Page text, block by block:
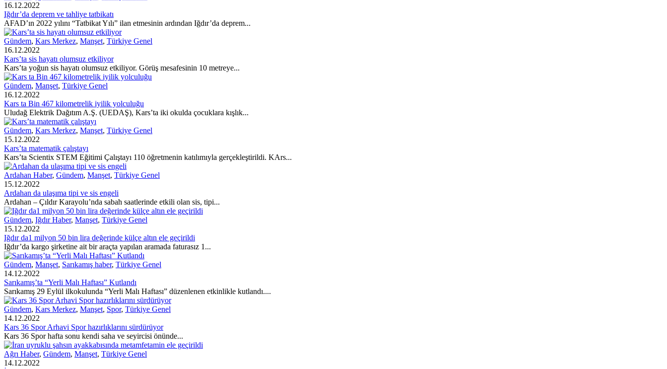
16.12.2022
Iğdır’da deprem ve tahliye tatbikatı
AFAD’ın 2022 yılını “Tatbikat Yılı” ilan etmesinin ardından Iğdır’da deprem...
Gündem, Kars Merkez, Manşet, Türkiye Genel
16.12.2022
Kars’ta sis hayatı olumsuz etkiliyor
Kars’ta yoğun sis hayatı olumsuz etkiliyor. Görüş mesafesinin 10 metreye...
Gündem, Manşet, Türkiye Genel
16.12.2022
Kars ta Bin 467 kilometrelik iyilik yolculuğu
Uludağ Elektrik Dağıtım A.Ş. (UEDAŞ), Kars’ta iki okulda çocuklara kışlık...
Gündem, Kars Merkez, Manşet, Türkiye Genel
15.12.2022
Kars’ta matematik çalıştayı
Kars’ta Scientix STEM Eğitimi Çalıştayı 110 öğretmenin katılımıyla gerçekleştirildi. KArs...
Ardahan Haber, Gündem, Manşet, Türkiye Genel
15.12.2022
Ardahan da ulaşıma tipi ve sis engeli
Ardahan – Çıldır Karayolu’nda sabah saatlerinde etkili olan sis, tipi...
Gündem, Iğdır Haber, Manşet, Türkiye Genel
15.12.2022
Iğdır da1 milyon 50 bin lira değerinde külçe altın ele geçirildi
Iğdır’da kargo şirketine ait bir araçta yapılan aramada faturasız 1...
Gündem, Manşet, Sarıkamış haber, Türkiye Genel
14.12.2022
Sarıkamış’ta “Yerli Malı Haftası” Kutlandı
Sarıkamış 29 Eylül ilkokulunda “Yerli Malı Haftası” düzenlenen etkinlikle kutlandı....
Gündem, Kars Merkez, Manşet, Spor, Türkiye Genel
14.12.2022
Kars 36 Spor Arhavi Spor hazırlıklarını sürdürüyor
Kars 36 Spor hafta sonu kendi saha ve seyircisi önünde...
Ağrı Haber, Gündem, Manşet, Türkiye Genel
14.12.2022